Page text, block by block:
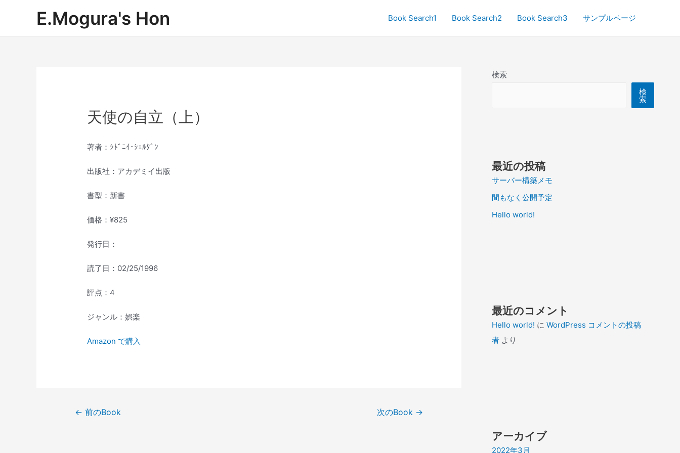
E.Mogura's Hon Book Search1 Book Search2 Book Search3 サンプルページ
天使の自立（上）
著者：ｼﾄﾞﾆｲ･ｼｪﾙﾀﾞﾝ
出版社：アカデミイ出版
書型：新書
価格：¥825
発行日：
読了日：02/25/1996
評点：4
ジャンル：娯楽
Amazon で購入
← 前のBook 次のBook →
検索
検
索
最近の投稿
サーバー構築メモ
間もなく公開予定
Hello world!
最近のコメント
Hello world! に WordPress コメントの投稿
者 より
アーカイブ
2022年3月